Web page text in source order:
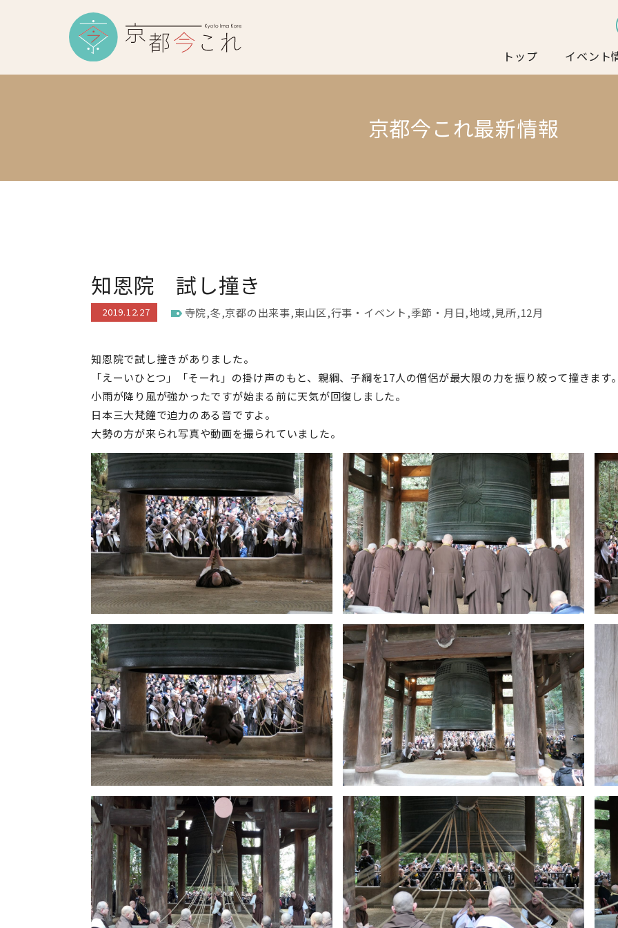
トップ イベント
京都今これ最新情報
知恩院 試し撞き
2019.12.27 寺院,冬,京都の出来事,東山区,行事・イベント ,季節・月日,地域,見所,12月
知恩院で試し撞きがありました。
「えーいひとつ」「そーれ」の掛け声のもと、親綱、子綱を17人の僧侶が最大限の力を振り絞って撞きます
小雨が降り風が強かったですが始まる前に天気が回復しました。
日本三大梵鐘で迫力のある音ですよ。
大勢の方が来られ写真や動画を撮られていました。